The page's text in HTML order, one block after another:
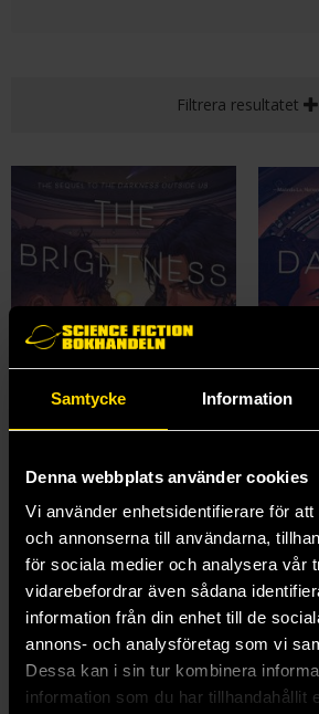
Samtycke Information
Denna webbplats använder cookies
Vi använder enhetsidentifierare för
och annonserna till användarna,
för sociala medier och analysera vår
vidarebefordrar även sådana
information från din enhet till de
annons- och analysföretag som vi
Dessa kan i sin tur kombinera
information som du har tillhandahållit
Filtrera resultatet
The Brightness Between Us
Eliot Schrefer
159 kr
Beställ
The
Eliot
179